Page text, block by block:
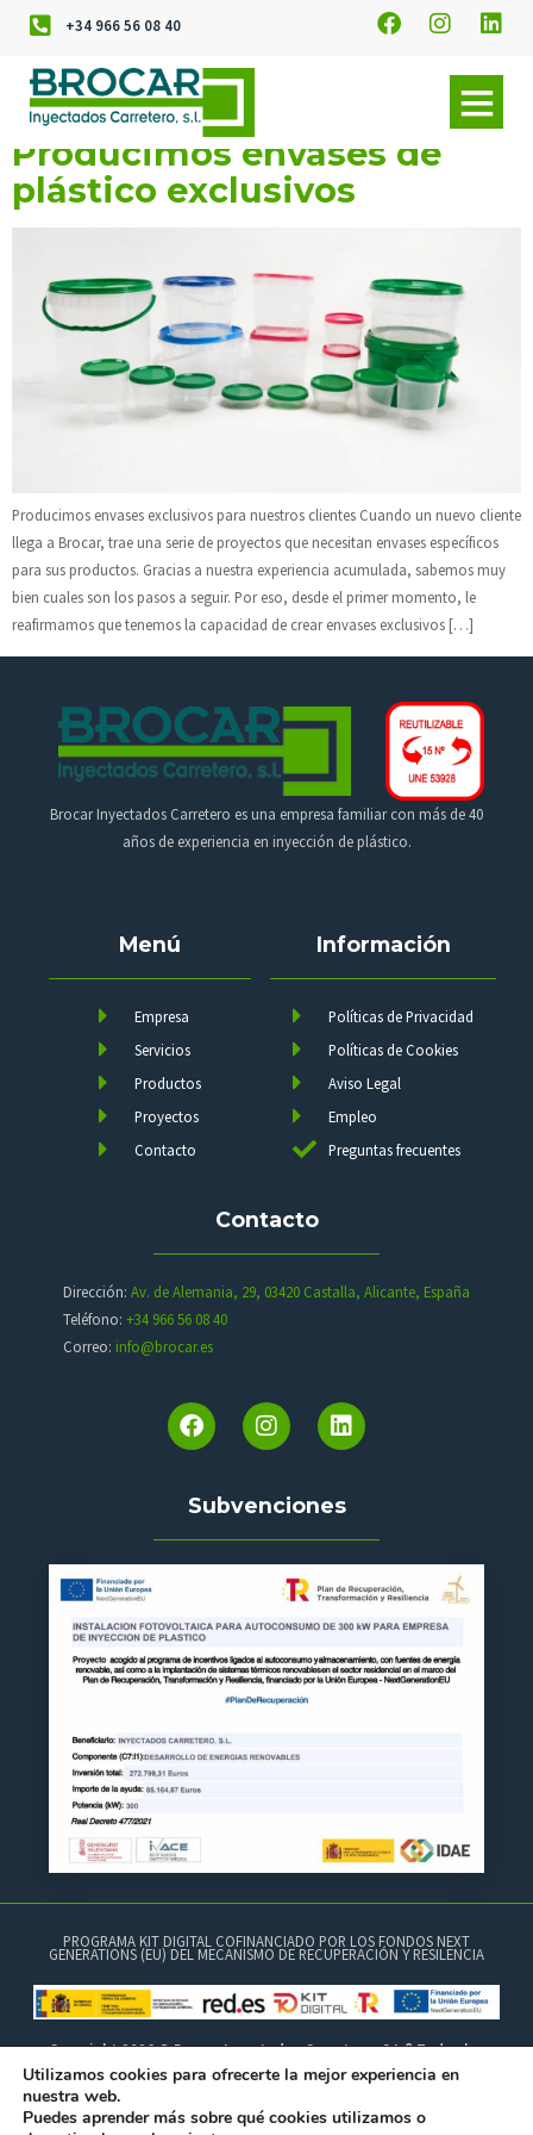
+34 966 56 08 40
Producimos envases de
plástico exclusivos
Producimos envases exclusivos para nuestros clientes Cuando un nuevo cliente
llega a Brocar, trae una serie de proyectos que necesitan envases específicos
para sus productos. Gracias a nuestra experiencia acumulada, sabemos muy
bien cuales son los pasos a seguir. Por eso, desde el primer momento, le
reafirmamos que tenemos la capacidad de crear envases exclusivos […]
Brocar Inyectados Carretero es una empresa familiar con más de 40
años de experiencia en inyección de plástico.
Menú
Empresa
Servicios
Productos
Proyectos
Contacto
Información
Políticas de Privacidad
Políticas de Cookies
Aviso Legal
Empleo
Preguntas frecuentes
Contacto
Dirección: Av. de Alemania, 29, 03420 Castalla, Alicante, España
Teléfono: +34 966 56 08 40
Correo: info@brocar.es
Subvenciones
PROGRAMA KIT DIGITAL COFINANCIADO POR LOS FONDOS NEXT
GENERATIONS (EU) DEL MECANISMO DE RECUPERACIÓN Y RESILENCIA
Copyright 2026 © Brocar Inyectados Carretero, S.L.® Todos los
Utilizamos cookies para ofrecerte la mejor experiencia en
nuestra web.
Puedes aprender más sobre qué cookies utilizamos o